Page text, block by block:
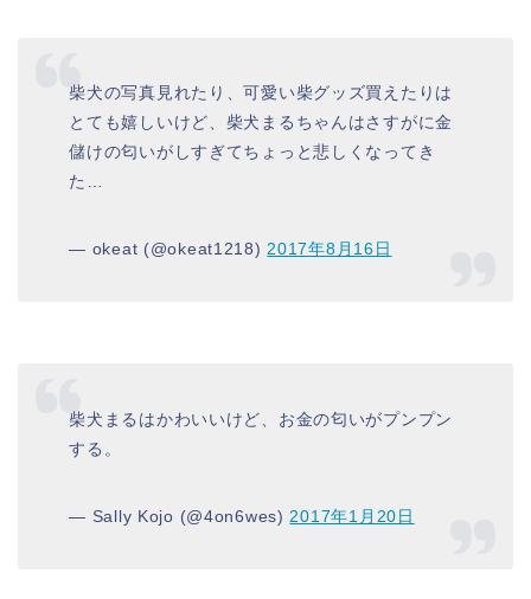
柴犬の写真見れたり、可愛い柴グッズ買えたりは
とても嬉しいけど、柴犬まるちゃんはさすがに金
儲けの匂いがしすぎてちょっと悲しくなってき
た…
— okeat (@okeat1218)2017年8月16日
柴犬まるはかわいいけど、お金の匂いがプンプン
する。
— Sally Kojo (@4on6wes) 2017年1月20日